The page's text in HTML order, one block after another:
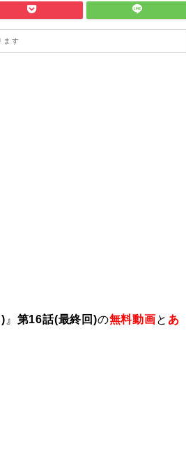
ます
』 第16話(最終回)の無料動画と あ